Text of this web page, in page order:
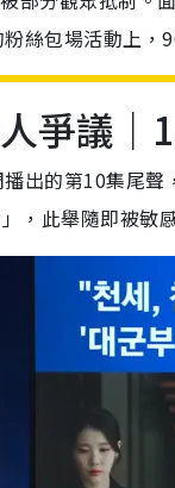
絲包場活動上，
爭議｜
播出的第10集尾
，此舉隨即被敏